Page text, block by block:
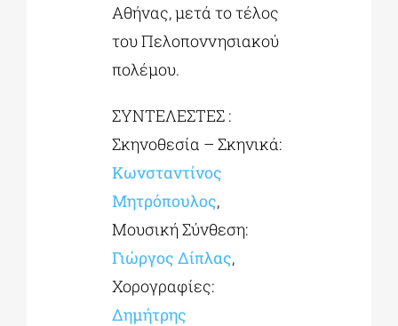
Αθήνας, μετά το τέλος
του Πελοποννησιακού
πολέμου.
ΣΥΝΤΕΛΕΣΤΕΣ :
Σκηνοθεσία – Σκηνικά:
Κωνσταντίνος
Μητρόπουλος,
Μουσική Σύνθεση:
Γιώργος Δίπλας,
Χορογραφίες:
Δημήτρης